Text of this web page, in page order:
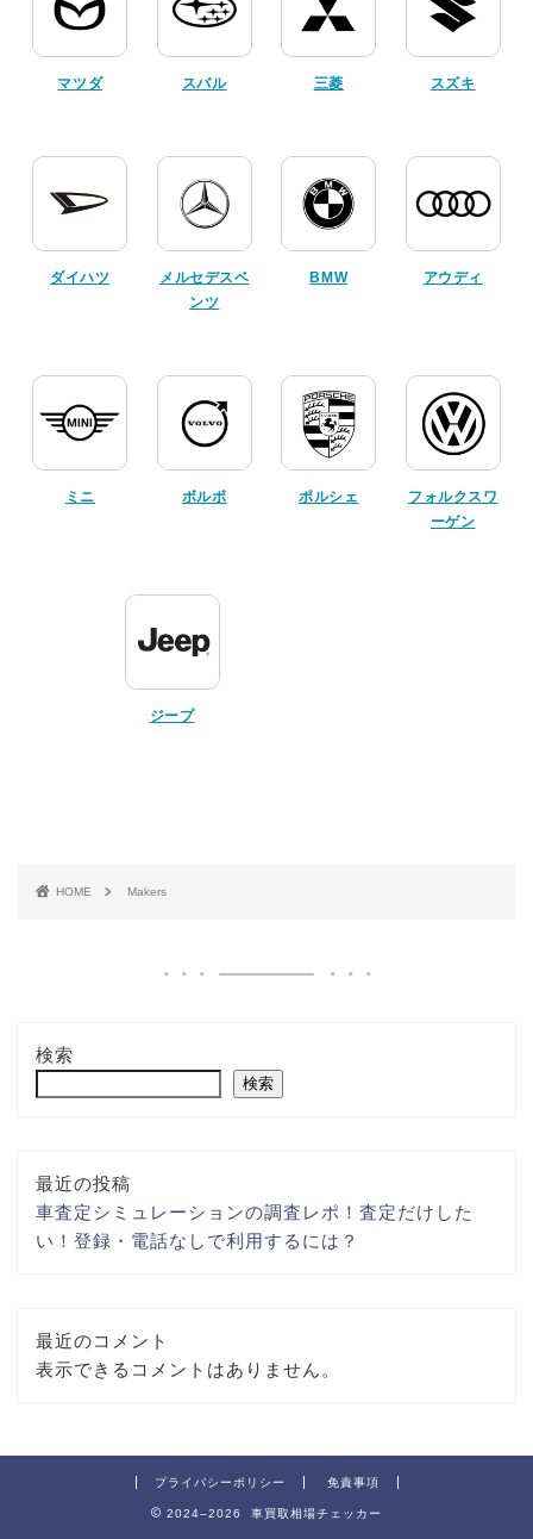
マツダ スバル 三菱 スズキ
ダイハツ
メルセデスベ
ンツ
BMW アウディ
ミニ ボルボ ポルシェ
フォルクスワ
ーゲン
ジープ
HOME Makers
検索
検索
最近の投稿
車査定シミュレーションの調査レポ！査定だけした
い！登録・電話なしで利用するには？
最近のコメント
表示できるコメントはありません。
プライバシーポリシー 免責事項
2024–2026 車買取相場チェッカー